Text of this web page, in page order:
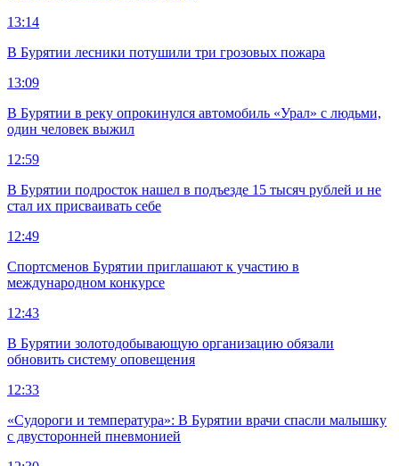
13:14
В Бурятии лесники потушили три грозовых пожара
13:09
В Бурятии в реку опрокинулся автомобиль «Урал» с людьми,
один человек выжил
12:59
В Бурятии подросток нашел в подъезде 15 тысяч рублей и не
стал их присваивать себе
12:49
Спортсменов Бурятии приглашают к участию в
международном конкурсе
12:43
В Бурятии золотодобывающую организацию обязали
обновить систему оповещения
12:33
«Судороги и температура»: В Бурятии врачи спасли малышку
с двусторонней пневмонией